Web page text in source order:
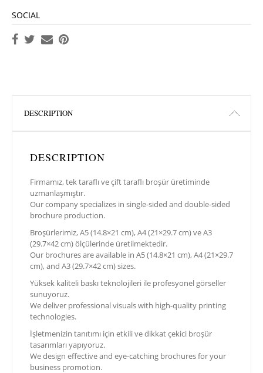
SOCIAL
DESCRIPTION
DESCRIPTION
Firmamız, tek taraflı ve çift taraflı broşür üretiminde
uzmanlaşmıştır.
Our company specializes in single-sided and double-sided
brochure production.
Broşürlerimiz, A5 (14.8×21 cm), A4 (21×29.7 cm) ve A3
(29.7×42 cm) ölçülerinde üretilmektedir.
Our brochures are available in A5 (14.8×21 cm), A4 (21×29.7
cm), and A3 (29.7×42 cm) sizes.
Yüksek kaliteli baskı teknolojileri ile profesyonel görseller
sunuyoruz.
We deliver professional visuals with high-quality printing
technologies.
İşletmenizin tanıtımı için etkili ve dikkat çekici broşür
tasarımları yapıyoruz.
We design effective and eye-catching brochures for your
business promotion.